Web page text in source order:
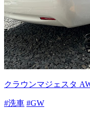
クラウンマジェスタ
#洗車 #GW